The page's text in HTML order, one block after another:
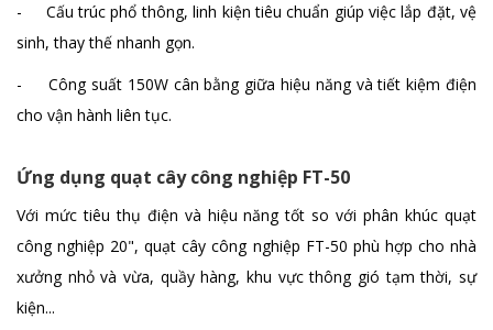
- Cấu trúc phổ thông, linh kiện tiêu chuẩn giúp việc lắp đặt, vệ
sinh, thay thế nhanh gọn.
- Công suất 150W cân bằng giữa hiệu năng và tiết kiệm điện
cho vận hành liên tục.
Ứng dụng quạt cây công nghiệp FT-50
Với mức tiêu thụ điện và hiệu năng tốt so với phân khúc quạt
công nghiệp 20", quạt cây công nghiệp FT-50 phù hợp cho nhà
xưởng nhỏ và vừa, quầy hàng, khu vực thông gió tạm thời, sự
kiện...